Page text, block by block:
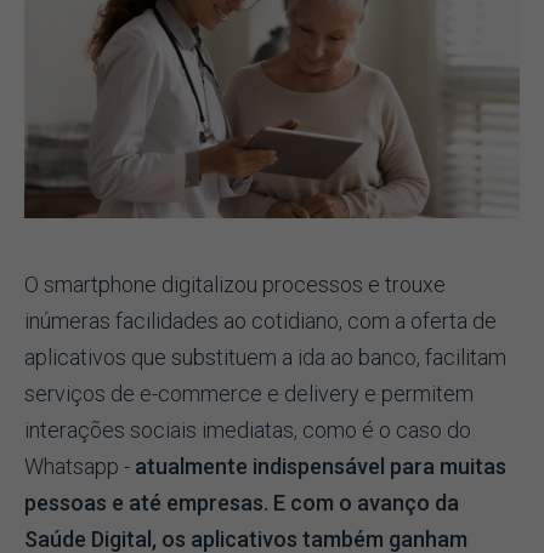
O smartphone digitalizou processos e trouxe
inúmeras facilidades ao cotidiano, com a oferta de
aplicativos que substituem a ida ao banco, facilitam
serviços de e-commerce e delivery e permitem
interações sociais imediatas, como é o caso do
Whatsapp - atualmente indispensável para muitas
pessoas e até empresas. E com o avanço da
Saúde Digital, os aplicativos também ganham